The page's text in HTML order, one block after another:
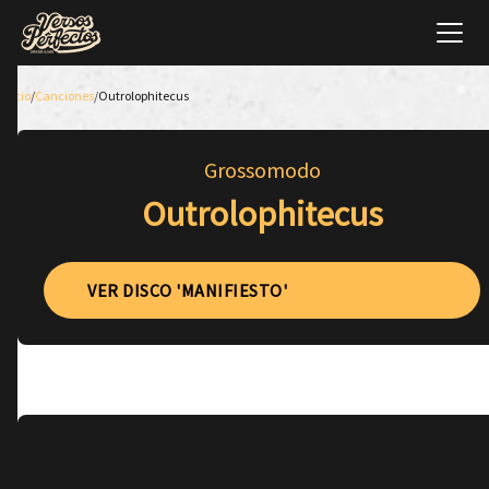
Inicio/Canciones/Outrolophitecus
Grossomodo
Outrolophitecus
VER DISCO 'MANIFIESTO'